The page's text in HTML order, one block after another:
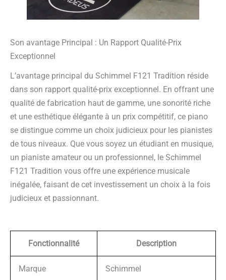
Son avantage Principal : Un Rapport Qualité-Prix
Exceptionnel
L’avantage principal du Schimmel F121 Tradition réside
dans son rapport qualité-prix exceptionnel. En offrant une
qualité de fabrication haut de gamme, une sonorité riche
et une esthétique élégante à un prix compétitif, ce piano
se distingue comme un choix judicieux pour les pianistes
de tous niveaux. Que vous soyez un étudiant en musique,
un pianiste amateur ou un professionnel, le Schimmel
F121 Tradition vous offre une expérience musicale
inégalée, faisant de cet investissement un choix à la fois
judicieux et passionnant.
Fonctionnalité Description
Marque Schimmel